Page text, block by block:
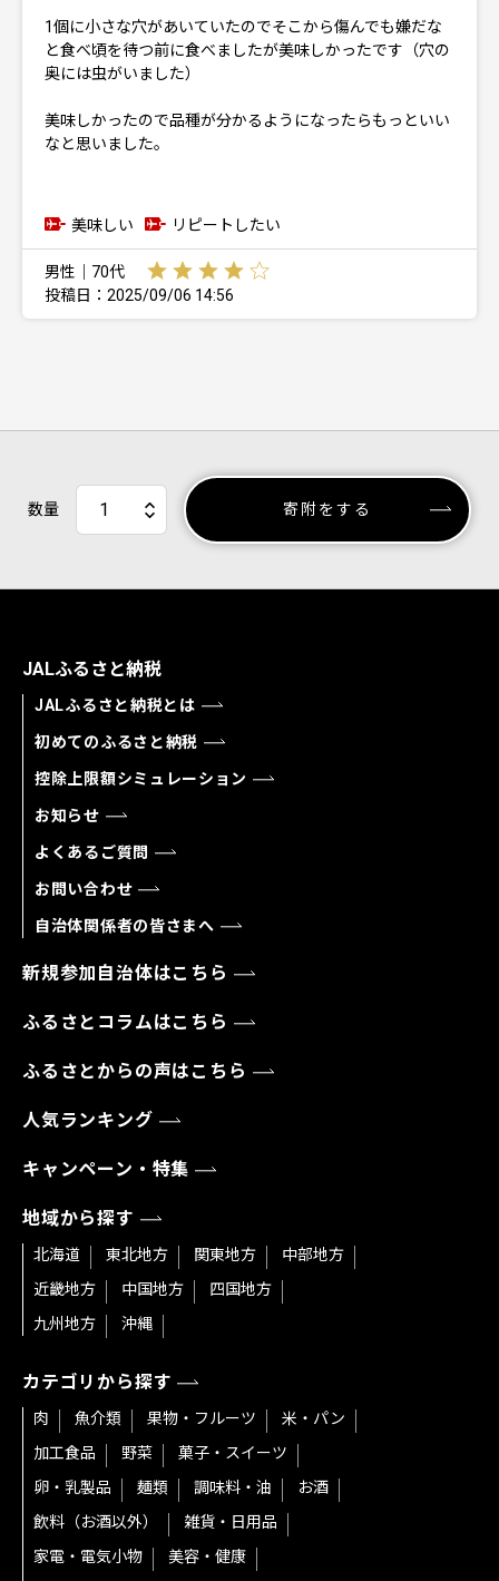
1個に小さな穴があいていたのでそこから傷んでも嫌だな
と食べ頃を待つ前に食べましたが美味しかったです（穴の
奥には虫がいました）
美味しかったので品種が分かるようになったらもっといい
なと思いました。
美味しい リピートしたい
男性｜70代
投稿日：2025/09/06 14:56
数量 寄附をする
JALふるさと納税
JALふるさと納税とは
初めてのふるさと納税
控除上限額シミュレーション
お知らせ
よくあるご質問
お問い合わせ
自治体関係者の皆さまへ
新規参加自治体はこちら
ふるさとコラムはこちら
ふるさとからの声はこちら
人気ランキング
キャンペーン・特集
地域から探す
北海道 東北地方 関東地方
中部地方
近畿地方
中国地方
四国地方
九州地方
沖縄
カテゴリから探す
肉 魚介類 果物・フルーツ
米・パン
加工食品
野菜
菓子・スイーツ
卵・乳製品
麺類 調味料・油
お酒
飲料（お酒以外）
雑貨・日用品
家電・電気小物
美容・健康